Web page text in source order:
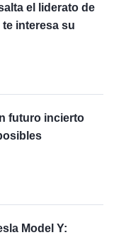
el liderato de
interesa su
futuro incierto
Model Y: